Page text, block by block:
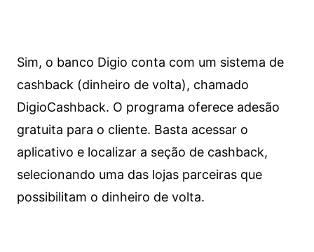
Sim, o banco Digio conta com um sistema de
cashback (dinheiro de volta), chamado
DigioCashback. O programa oferece adesão
gratuita para o cliente. Basta acessar o
aplicativo e localizar a seção de cashback,
selecionando uma das lojas parceiras que
possibilitam o dinheiro de volta.